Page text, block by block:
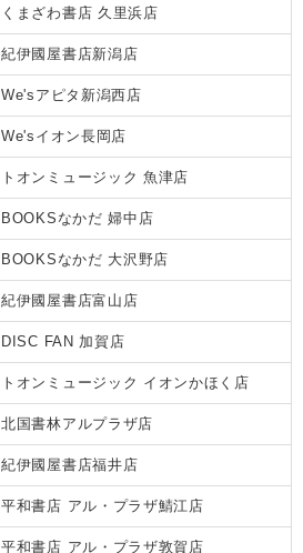
くまざわ書店 久里浜店
紀伊國屋書店新潟店
We'sアピタ新潟西店
We'sイオン長岡店
トオンミュージック 魚津店
BOOKSなかだ 婦中店
BOOKSなかだ 大沢野店
紀伊國屋書店富山店
DISC FAN 加賀店
トオンミュージック イオンかほく店
北国書林アルプラザ店
紀伊國屋書店福井店
平和書店 アル・プラザ鯖江店
平和書店 アル・プラザ敦賀店